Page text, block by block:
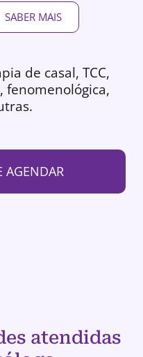
SABER MAIS
de casal, TCC,
fenomenológica,
AGENDAR
atendidas